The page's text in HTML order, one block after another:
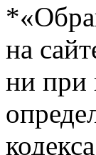
на
ни при